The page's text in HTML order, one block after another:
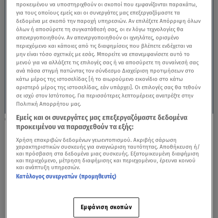
14.05.25, 10:36
Άδεια οδήγησης: Τώρα μέσω του gov.gr
προκειμένου να υποστηριχθούν οι σκοποί που εμφανίζονται παρακάτω,
για τους οποίους εμείς και οι συνεργάτες μας επεξεργαζόμαστε τα
δεδομένα με σκοπό την παροχή υπηρεσιών. Αν επιλέξετε Απόρριψη όλων
όλων ή αποσύρετε τη συγκατάθεσή σας, οι εν λόγω τεχνολογίες θα
απενεργοποιηθούν. Αν απενεργοποιηθούν οι ιχνηλάτες, ορισμένο
περιεχόμενο και κάποιες από τις διαφημίσεις που βλέπετε ενδέχεται να
μην είναι τόσο σχετικές με εσάς. Μπορείτε να επανεμφανίσετε αυτό το
μενού για να αλλάξετε τις επιλογές σας ή να αποσύρετε τη συναίνεσή σας
ανά πάσα στιγμή πατώντας τον σύνδεσμο Διαχείριση προτιμήσεων στο
κάτω μέρος της ιστοσελίδας [ή το αιωρούμενο εικονίδιο στο κάτω
αριστερό μέρος της ιστοσελίδας, εάν υπάρχει]. Οι επιλογές σας θα τεθούν
σε ισχύ στον Ιστότοπος. Για περισσότερες λεπτομέρειες ανατρέξτε στην
Πολιτική Απορρήτου μας.
Εμείς και οι συνεργάτες μας επεξεργαζόμαστε δεδομένα
προκειμένου να παρασχεθούν τα εξής:
Χρήση επακριβών δεδομένων γεωεντοπισμού. Ακριβής σάρωση
χαρακτηριστικών συσκευής για αναγνώριση ταυτότητας. Αποθήκευση ή/
και πρόσβαση στα δεδομένα μιας συσκευής. Εξατομικευμένη διαφήμιση
και περιεχόμενο, μέτρηση διαφήμισης και περιεχομένου, έρευνα κοινού
και ανάπτυξη υπηρεσιών.
Κατάλογος συνεργατών (προμηθευτές)
Εμφάνιση σκοπών